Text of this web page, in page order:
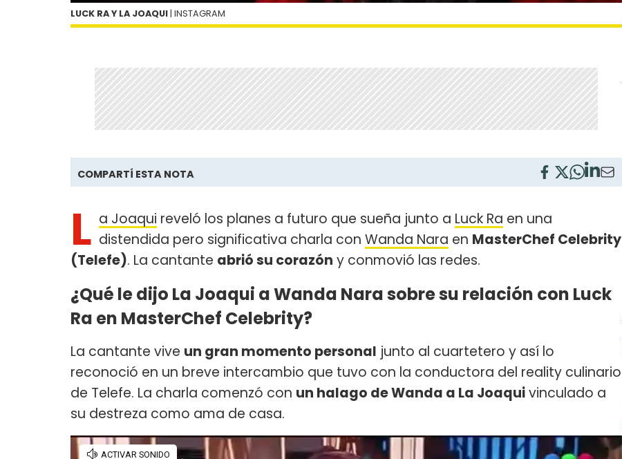
LUCK RA Y LA JOAQUI | INSTAGRAM
COMPARTÍ ESTA NOTA
L a Joaqui reveló los planes a futuro que sueña junto a Luck Ra en una
distendida pero significativa charla con Wanda Nara en MasterChef Celebrity
(Telefe). La cantante abrió su corazón y conmovió las redes.
¿Qué le dijo La Joaqui a Wanda Nara sobre su relación con Luck
Ra en MasterChef Celebrity?
La cantante vive un gran momento personal junto al cuartetero y así lo
reconoció en un breve intercambio que tuvo con la conductora del reality culinario
de Telefe. La charla comenzó con un halago de Wanda a La Joaquivinculado a
su destreza como ama de casa.